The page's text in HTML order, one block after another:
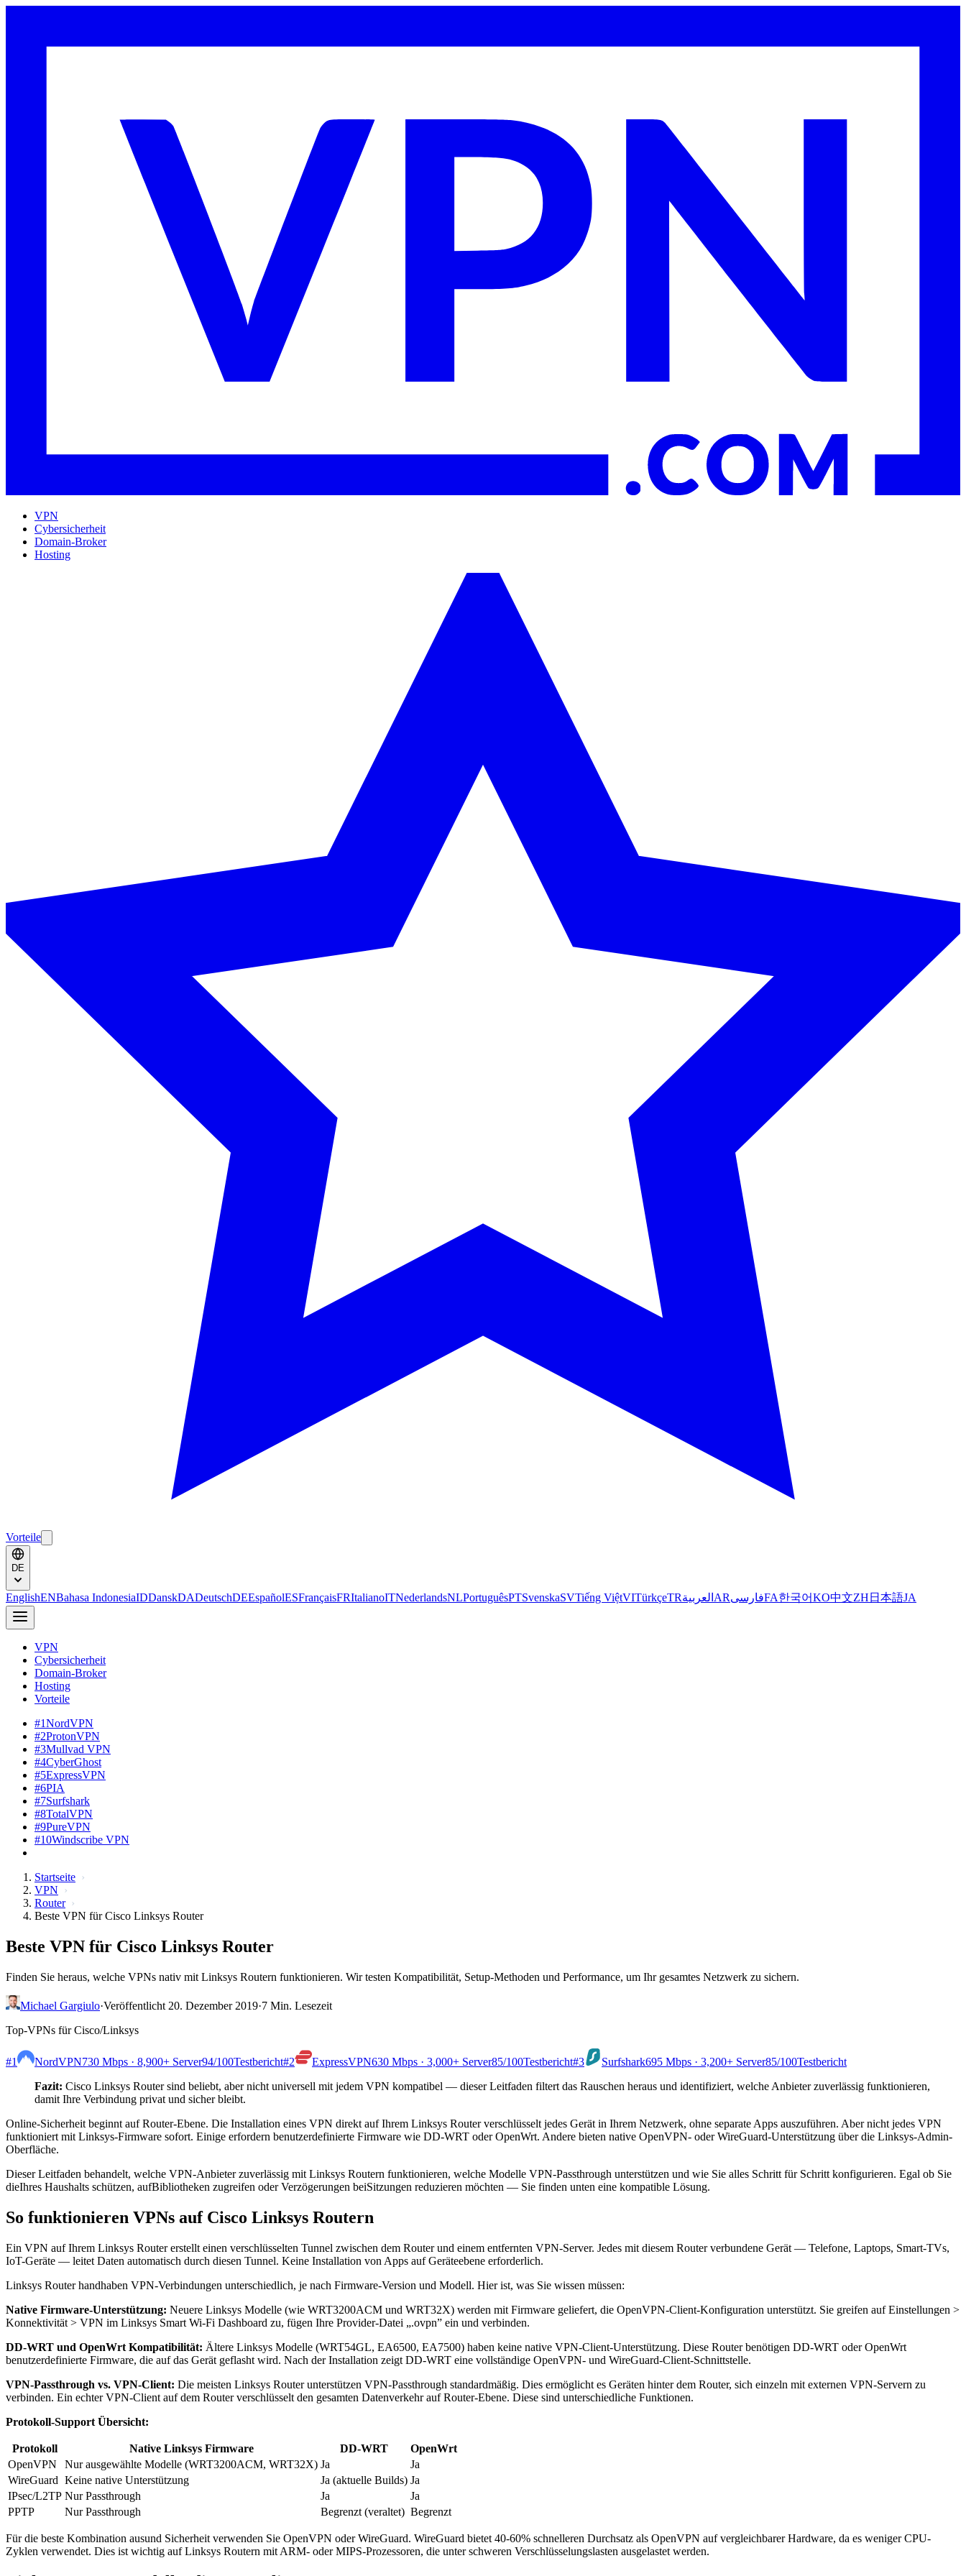
VPN
Cybersicherheit
Domain-Broker
Hosting
Vorteile
DE
EnglishENBahasa IndonesiaIDDanskDADeutschDEEspañolESFrançaisFRItalianoITNederlandsNLPortuguêsPTSvenskaSVTiếng ViệtVITürkçeTRالعربية ARفارسیFA한국어KO中文ZH 日本語JA
VPN
Cybersicherheit
Domain-Broker
Hosting
Vorteile
#1NordVPN
#2ProtonVPN
#3Mullvad VPN
#4CyberGhost
#5ExpressVPN
#6PIA
#7Surfshark
#8TotalVPN
#9PureVPN
#10Windscribe VPN
Startseite
VPN
Router
Beste VPN für Cisco Linksys Router
Beste VPN für Cisco Linksys Router
Finden Sie heraus, welche VPNs nativ mit Linksys Routern funktionieren. Wir testen Kompatibilität, Setup-Methoden und Performance, um Ihr gesamtes Netzwerk zu sichern.
Michael Gargiulo·Veröffentlicht 20. Dezember 2019·7 Min. Lesezeit
Top-VPNs für Cisco/Linksys
#1 NordVPN730 Mbps · 8,900+ Server94/100Testbericht#2 ExpressVPN630 Mbps · 3,000+ Server85/100Testbericht#3 Surfshark695 Mbps · 3,200+ Server85/100Testbericht
Fazit: Cisco Linksys Router sind beliebt, aber nicht universell mit jedem VPN kompatibel — dieser Leitfaden filtert das Rauschen heraus und identifiziert, welche Anbieter zuverlässig funktionieren,
damit Ihre Verbindung privat und sicher bleibt.
Online-Sicherheit beginnt auf Router-Ebene. Die Installation eines VPN direkt auf Ihrem Linksys Router verschlüsselt jedes Gerät in Ihrem Netzwerk, ohne separate Apps auszuführen. Aber nicht jedes VPN
funktioniert mit Linksys-Firmware sofort. Einige erfordern benutzerdefinierte Firmware wie DD-WRT oder OpenWrt. Andere bieten native OpenVPN- oder WireGuard-Unterstützung über die Linksys-Admin-
Oberfläche.
Dieser Leitfaden behandelt, welche VPN-Anbieter zuverlässig mit Linksys Routern funktionieren, welche Modelle VPN-Passthrough unterstützen und wie Sie alles Schritt für Schritt konfigurieren. Egal ob Sie
dieIhres Haushalts schützen, aufBibliotheken zugreifen oder Verzögerungen beiSitzungen reduzieren möchten — Sie finden unten eine kompatible Lösung.
So funktionieren VPNs auf Cisco Linksys Routern
Ein VPN auf Ihrem Linksys Router erstellt einen verschlüsselten Tunnel zwischen dem Router und einem entfernten VPN-Server. Jedes mit diesem Router verbundene Gerät — Telefone, Laptops, Smart-TVs,
IoT-Geräte — leitet Daten automatisch durch diesen Tunnel. Keine Installation von Apps auf Geräteebene erforderlich.
Linksys Router handhaben VPN-Verbindungen unterschiedlich, je nach Firmware-Version und Modell. Hier ist, was Sie wissen müssen:
Native Firmware-Unterstützung: Neuere Linksys Modelle (wie WRT3200ACM und WRT32X) werden mit Firmware geliefert, die OpenVPN-Client-Konfiguration unterstützt. Sie greifen auf Einstellungen >
Konnektivität > VPN im Linksys Smart Wi-Fi Dashboard zu, fügen Ihre Provider-Datei „.ovpn” ein und verbinden.
DD-WRT und OpenWrt Kompatibilität: Ältere Linksys Modelle (WRT54GL, EA6500, EA7500) haben keine native VPN-Client-Unterstützung. Diese Router benötigen DD-WRT oder OpenWrt
benutzerdefinierte Firmware, die auf das Gerät geflasht wird. Nach der Installation zeigt DD-WRT eine vollständige OpenVPN- und WireGuard-Client-Schnittstelle.
VPN-Passthrough vs. VPN-Client: Die meisten Linksys Router unterstützen VPN-Passthrough standardmäßig. Dies ermöglicht es Geräten hinter dem Router, sich einzeln mit externen VPN-Servern zu
verbinden. Ein echter VPN-Client auf dem Router verschlüsselt den gesamten Datenverkehr auf Router-Ebene. Diese sind unterschiedliche Funktionen.
Protokoll-Support Übersicht:
Protokoll Native Linksys Firmware DD-WRT
OpenWrt
OpenVPN
Nur ausgewählte Modelle (WRT3200ACM, WRT32X) Ja
Ja
WireGuard Keine native Unterstützung Ja (aktuelle Builds) Ja
IPsec/L2TP Nur Passthrough Ja
Ja
PPTP
Nur Passthrough Begrenzt (veraltet) Begrenzt
Für die beste Kombination ausund Sicherheit verwenden Sie OpenVPN oder WireGuard. WireGuard bietet 40-60% schnelleren Durchsatz als OpenVPN auf vergleichbarer Hardware, da es weniger CPU-
Zyklen verwendet. Dies ist wichtig auf Linksys Routern mit ARM- oder MIPS-Prozessoren, die unter schweren Verschlüsselungslasten ausgelastet werden.